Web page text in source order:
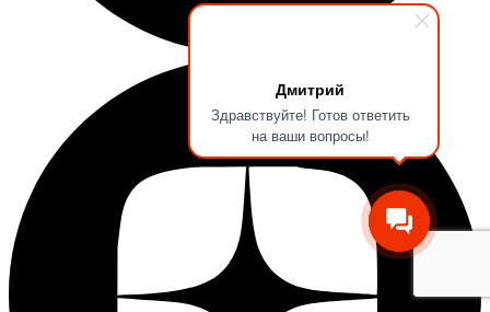
Дмитрий
Здравствуйте! Готов ответить
на ваши вопросы!